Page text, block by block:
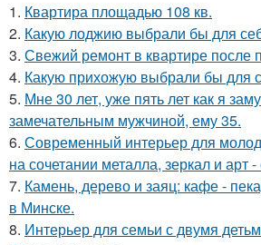
1. Квартира площадью 108 кв.
2. Какую лоджию выбрали бы для
3. Свежий ремонт в квартире после
4. Какую прихожую выбрали бы для
5. Мне 30 лет, уже пять лет как я
замечательным мужчиной, ему 35.
6. Современный интерьер для
на сочетании металла, зеркал и арт -
7. Камень, дерево и заяц: кафе -
в Минске.
8. Интерьер для семьи с двумя